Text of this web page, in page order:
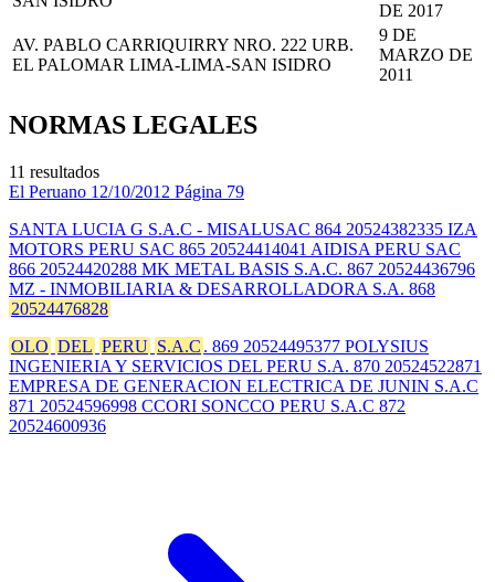
DE 2017
AV. PABLO CARRIQUIRRY NRO. 222 URB.
EL PALOMAR LIMA-LIMA-SAN ISIDRO
9 DE
MARZO DE
2011
NORMAS LEGALES
11 resultados
El Peruano 12/10/2012 Página 79
SANTA LUCIA G S.A.C - MISALUSAC 864 20524382335 IZA
MOTORS PERU SAC 865 20524414041 AIDISA PERU SAC
866 20524420288 MK METAL BASIS S.A.C. 867 20524436796
MZ - INMOBILIARIA & DESARROLLADORA S.A. 868
20524476828
OLO DEL PERU S.A.C . 869 20524495377 POLYSIUS
INGENIERIA Y SERVICIOS DEL PERU S.A. 870 20524522871
EMPRESA DE GENERACION ELECTRICA DE JUNIN S.A.C
871 20524596998 CCORI SONCCO PERU S.A.C 872
20524600936